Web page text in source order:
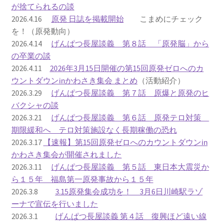
2026.3.15 第１５回原発ゼロへのカウントダウンinか
わさき集会開催
ギャラリー
ギャラリー_2023.3.12
ギャラリー_2024.3.10
ギャラリー_2025.3.23
ギャラリー_2026.3.15
原発ゼロと未来
原発動向
が捨てられるの談
2026.4.16 原発 日誌を掲載開始こまめにチェック
を！（原発動向）
2026.4.14 げんぱつ長屋談義 第８話 「原発脳」から
の卒業の談
2026.4.11 2026年3月15日開催の第15回原発ゼロへのカ
ウントダウンinかわさき集会 まとめ （活動紹介）
2026.3.29 げんぱつ長屋談義 第７話 原爆と原発のヒ
バクシャの談
2026.3.21 げんぱつ長屋談義 第６話 原発テロ対策
期限緩和へ テロ対策施設なく長期稼働の恐れ
2026.3.17
【速報】第15回原発ゼロへのカウントダウンin
かわさき集会が開催されました
2026.3.11 げんぱつ長屋談義 第５話 東日本大震災か
ら１５年 福島第一原発事故から１５年
2026.3.8 3.15原発集会成功を！ 3月6日川崎駅ラゾ
ーナで宣伝を行いました
2026.3.1 げんぱつ長屋談義 第４話 復興ほど遠い線